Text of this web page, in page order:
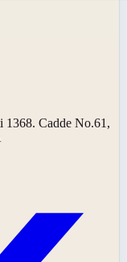
1368. Cadde No.61,